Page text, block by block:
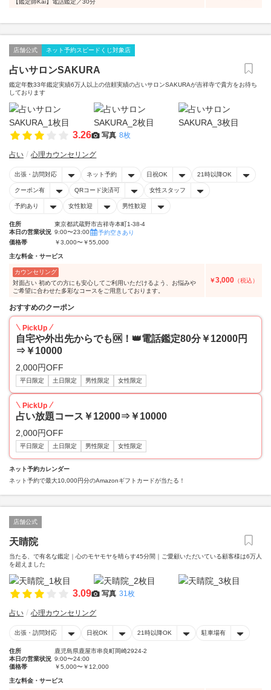
店舗公式 ネット予約スピードくじ対象店
占いサロンSAKURA
鑑定年数33年鑑定実績6万人以上の信頼実績の占いサロンSAKURAが吉祥寺で貴方をお待ち
しております
3.26 写真 8枚
占い 心理カウンセリング
出張・訪問対応 ネット予約 日祝OK 21時以降OK
クーポン有 QRコード決済可 女性スタッフ
予約あり 女性歓迎 男性歓迎
住所
東京都武蔵野市吉祥寺本町1-38-4
本日の営業状況 9:00〜23:00
予約空きあり
価格帯
￥3,000〜￥55,000
主な料金・サービス
カウンセリング
対面占い 初めての方にも安心してご利用いただけるよう、お悩みや
ご希望に合わせた多彩なコースをご用意しております。
￥3,000 （税込）
おすすめのクーポン
PickUp
自宅や外出先からでも🆗！👑電話鑑定80分￥12000円
⇒￥10000
2,000円OFF
平日限定 土日限定 男性限定 女性限定
PickUp
占い放題コース￥12000⇒￥10000
2,000円OFF
平日限定 土日限定 男性限定 女性限定
ネット予約カレンダー
ネット予約で最大10,000円分のAmazonギフトカードが当たる！
店舗公式
天睛院
当たる、で有名な鑑定｜心のモヤモヤを晴らす45分間｜ご愛顧いただいている顧客様は6万人
を超えました
3.09 写真 31枚
占い 心理カウンセリング
出張・訪問対応 日祝OK 21時以降OK 駐車場有
住所
鹿児島県鹿屋市串良町岡崎2924-2
本日の営業状況 9:00〜24:00
価格帯
￥5,000〜￥12,000
主な料金・サービス